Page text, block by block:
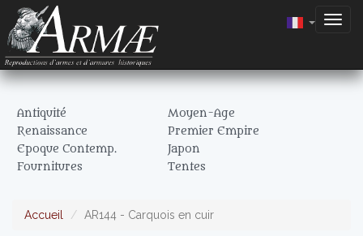
Antiquité
Moyen-Age
Renaissance
Premier Empire
Epoque Contemp.
Japon
Fournitures
Tentes
Accueil AR144 - Carquois en cuir